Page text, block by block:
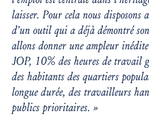
laisser. Pour cela nous disposons
d’un outil qui a déjà démontré
allons donner une ampleur
JOP, 10% des heures de travail
des habitants des quartiers
longue durée, des travailleurs
publics prioritaires. »